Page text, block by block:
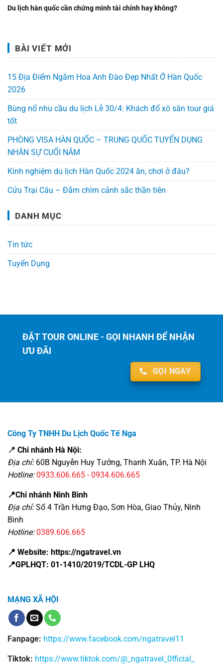
Du lịch hàn quốc cần chứng minh tài chính hay không?
BÀI VIẾT MỚI
15 Địa Điểm Ngắm Hoa Anh Đào Đẹp Nhất Ở Hàn Quốc
2026
Bùng nổ nhu cầu du lịch Lễ 30/4: Khách đổ xô săn tour giá
tốt
PHÒNG VISA HÀN QUỐC – TRUNG QUỐC TUYỂN DỤNG
NHÂN SỰ CUỐI NĂM
Kinh nghiệm du lịch Hàn Quốc 2024 ăn, chơi ở đâu?
Cửu Trại Câu – Đắm chìm cảnh sắc thần tiên
DANH MỤC
Tin tức
Tuyển Dụng
ĐẶT TOUR ONLINE - GỌI NHANH ĐỂ NHẬN
ƯU ĐÃI
GỌI NGAY
Công Ty TNHH Du Lịch Quốc Tế Nga
📍 Chi nhánh Hà Nội:
Địa chỉ:60B Nguyễn Huy Tưởng, Thanh Xuân, TP. Hà Nội
Hotline: 0933.606.665 - 0934.606.665
📍Chi nhánh Ninh Bình
Địa chỉ:Số 4 Trần Hưng Đạo, Sơn Hòa, Giao Thủy, Ninh
Bình
Hotline:0389.606.665
📍 Website: https://ngatravel.vn
📍GPLHQT: 01-1410/2019/TCDL-GP LHQ
MẠNG XÃ HỘI
Fanpage: https://www.facebook.com/ngatravel11
Tiktok: https://www.tiktok.com/@_ngatravel_0fficial_